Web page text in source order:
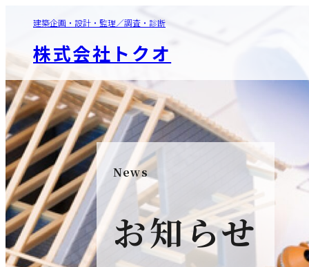
建築企画・設計・監理／調査・診断
株式会社トクオ
News
お知らせ